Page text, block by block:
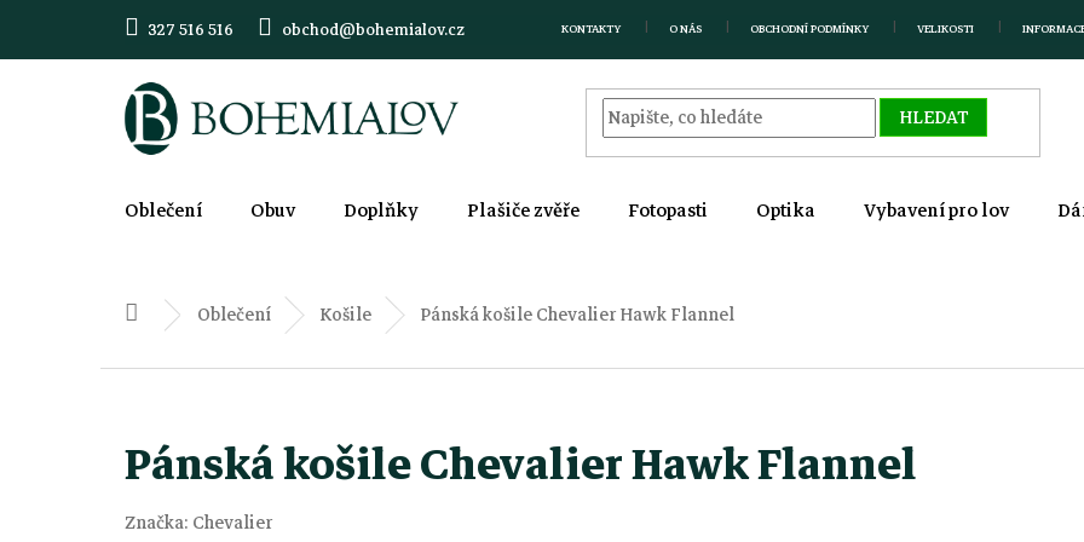
327 516 516 obchod@bohemialov.cz KONTAKTY O NÁS OBCHODNÍ PODMÍNKY VELIKOSTI
HLEDAT
Oblečení Obuv Doplňky Plašiče zvěře Fotopasti Optika Vybavení pro lov
Domů Oblečení Košile Pánská košile Chevalier Hawk Flannel
Pánská košile Chevalier Hawk Flannel
Značka: Chevalier